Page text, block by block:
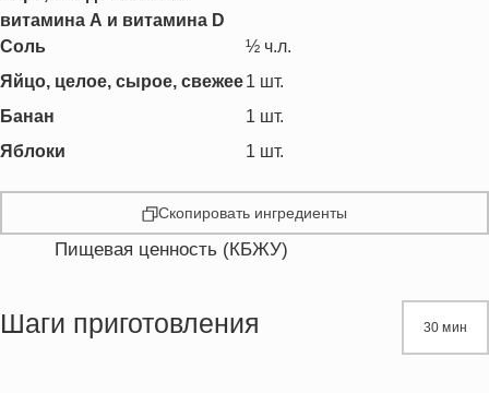
витамина А и витамина D
Соль ½ ч.л.
Яйцо, целое, сырое, свежее1 шт.
Банан
1 шт.
Яблоки
1 шт.
Скопировать ингредиенты
Пищевая ценность (КБЖУ)
Жиры
Шаги приготовления 30 мин